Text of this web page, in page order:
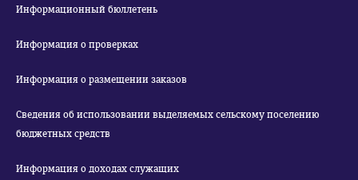
Информационный бюллетень
Информация о проверках
Информация о размещении заказов
Сведения об использовании выделяемых сельскому поселению
бюджетных средств
Информация о доходах служащих